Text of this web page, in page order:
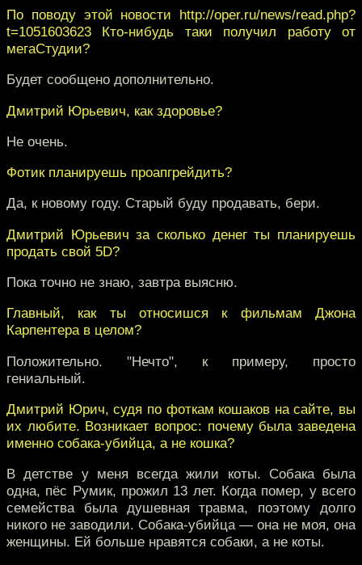
По поводу этой новости http://oper.ru/news/read.php?
t=1051603623 Кто-нибудь таки получил работу от
мегаСтудии?
Будет сообщено дополнительно.
Дмитрий Юрьевич, как здоровье?
Не очень.
Фотик планируешь проапгрейдить?
Да, к новому году. Старый буду продавать, бери.
Дмитрий Юрьевич за сколько денег ты планируешь
продать свой 5D?
Пока точно не знаю, завтра выясню.
Главный, как ты относишся к фильмам Джона
Карпентера в целом?
Положительно. "Нечто", к примеру, просто
гениальный.
Дмитрий Юрич, судя по фоткам кошаков на сайте, вы
их любите. Возникает вопрос: почему была заведена
именно собака-убийца, а не кошка?
В детстве у меня всегда жили коты. Собака была
одна, пёс Румик, прожил 13 лет. Когда помер, у всего
семейства была душевная травма, поэтому долго
никого не заводили. Собака-убийца — она не моя, она
женщины. Ей больше нравятся собаки, а не коты.